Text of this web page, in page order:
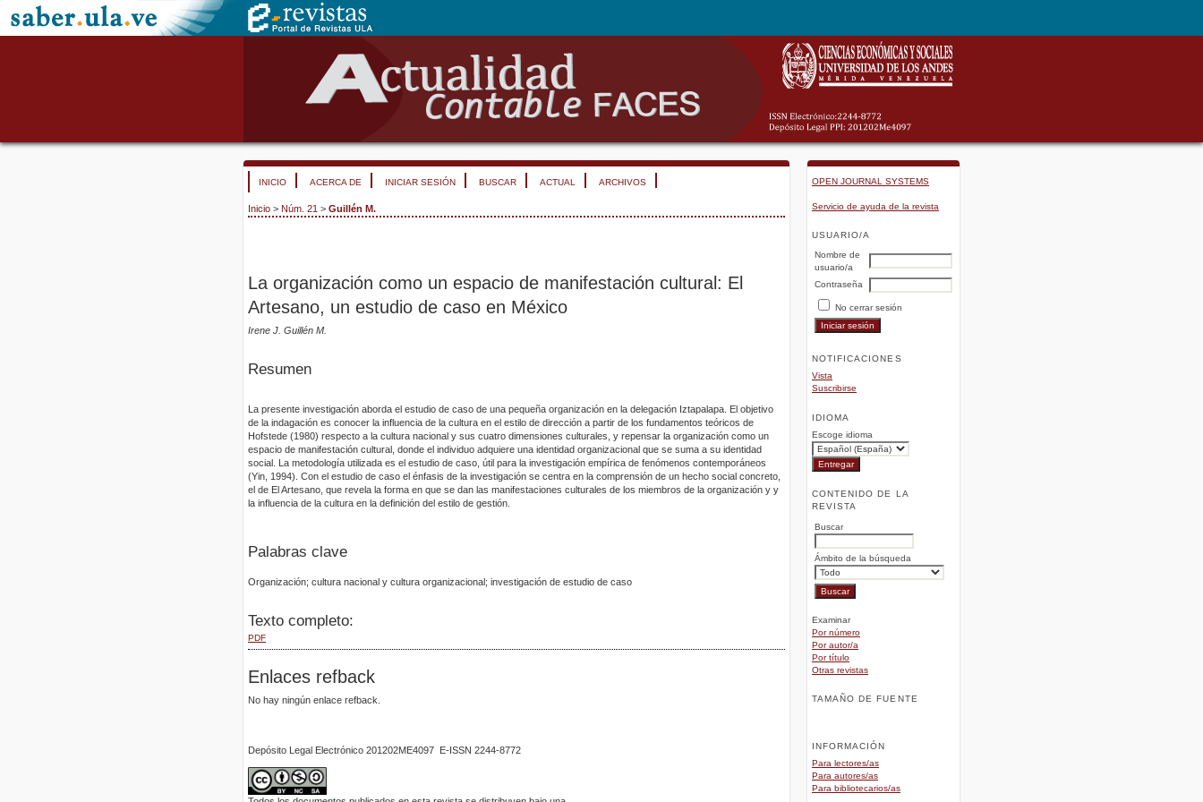
OPEN JOURNAL SYSTEMS
Servicio de ayuda de la revista
USUARIO/A
Nombre de
usuario/a
Contraseña
No cerrar sesión
NOTIFICACIONES
Vista
Suscribirse
IDIOMA
Escoge idioma
CONTENIDO DE LA
REVISTA
Buscar
Ámbito de la búsqueda
Examinar
Por número
Por autor/a
Por título
Otras revistas
TAMAÑO DE FUENTE
INFORMACIÓN
Para lectores/as
Para autores/as
Para bibliotecarios/as
INICIO ACERCA DE INICIAR SESIÓN BUSCAR ACTUAL ARCHIVOS
Inicio > Núm. 21 > Guillén M.
La organización como un espacio de manifestación cultural: El
Artesano, un estudio de caso en México
Irene J. Guillén M.
Resumen
La presente investigación aborda el estudio de caso de una pequeña organización en la delegación Iztapalapa. El objetivo
de la indagación es conocer la influencia de la cultura en el estilo de dirección a partir de los fundamentos teóricos de
Hofstede (1980) respecto a la cultura nacional y sus cuatro dimensiones culturales, y repensar la organización como un
espacio de manifestación cultural, donde el individuo adquiere una identidad organizacional que se suma a su identidad
social. La metodología utilizada es el estudio de caso, útil para la investigación empírica de fenómenos contemporáneos
(Yin, 1994). Con el estudio de caso el énfasis de la investigación se centra en la comprensión de un hecho social concreto,
el de El Artesano, que revela la forma en que se dan las manifestaciones culturales de los miembros de la organización y y
la influencia de la cultura en la definición del estilo de gestión.
Palabras clave
Organización; cultura nacional y cultura organizacional; investigación de estudio de caso
Texto completo:
PDF
Enlaces refback
No hay ningún enlace refback.
Depósito Legal Electrónico 201202ME4097 E-ISSN 2244-8772